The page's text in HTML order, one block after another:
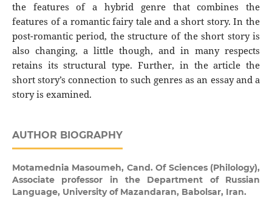
the features of a hybrid genre that combines the
features of a romantic fairy tale and a short story. In the
post-romantic period, the structure of the short story is
also changing, a little though, and in many respects
retains its structural type. Further, in the article the
short story’s connection to such genres as an essay and a
story is examined.
AUTHOR BIOGRAPHY
Motamednia Masoumeh, Cand. Of Sciences (Philology),
Associate professor in the Department of Russian
Language, University of Mazandaran, Babolsar, Iran.